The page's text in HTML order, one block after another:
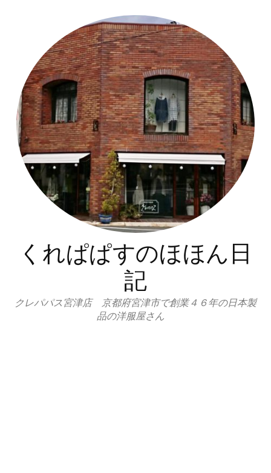
ス
キ
ッ
プ
くれぱぱすのほほん日
記
クレパパス宮津店 京都府宮津市で創業４６年の日本製
品の洋服屋さん